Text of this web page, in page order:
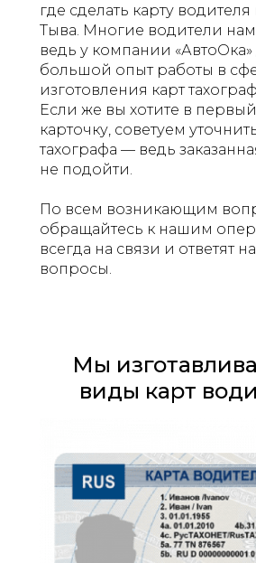
где сделать карту
Тыва. Многие водители
ведь у компании «АвтоОка»
большой опыт работы в
изготовления карт
Если же вы хотите в первый
карточку, советуем
тахографа — ведь
не подойти.
По всем возникающим
обращайтесь к нашим
всегда на связи и ответят
вопросы.
Мы
виды карт